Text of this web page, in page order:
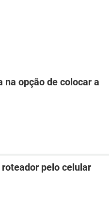
na opção de colocar a
pelo celular